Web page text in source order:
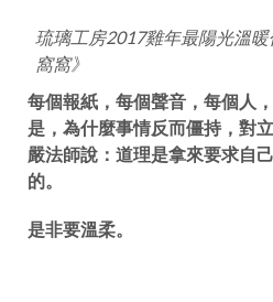
琉璃工房2017雞年最陽光溫
窩窩》
每個報紙，每個聲音，每個人
是，為什麼事情反而僵持，對
嚴法師說：道理是拿來要求自
的。
是非要溫柔。